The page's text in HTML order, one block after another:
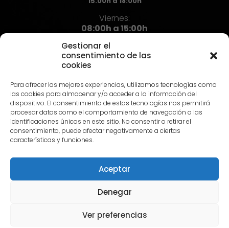
Gestionar el
consentimiento de las
cookies
Para ofrecer las mejores experiencias, utilizamos tecnologías como
las cookies para almacenar y/o acceder a la información del
dispositivo. El consentimiento de estas tecnologías nos permitirá
procesar datos como el comportamiento de navegación o las
identificaciones únicas en este sitio. No consentir o retirar el
consentimiento, puede afectar negativamente a ciertas
características y funciones.
Aceptar
Denegar
Ver preferencias
Viernes:
08:00h a 15:00h
973 72 71 72
info@hst.cat
© 2024 HST |Aviso Legal|Política de privacidad|Política
de Cookies
Català